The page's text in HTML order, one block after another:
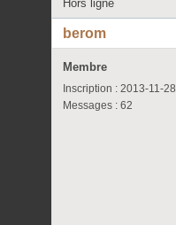
Hors ligne
berom
Membre
Inscription : 2013-11-28
Messages : 62